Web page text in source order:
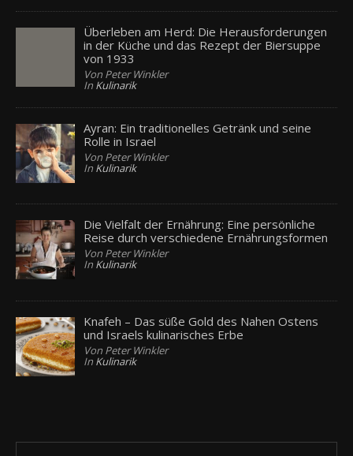
Überleben am Herd: Die Herausforderungen
in der Küche und das Rezept der Biersuppe
von 1933
Von Peter Winkler
In Kulinarik
Ayran: Ein traditionelles Getränk und seine
Rolle in Israel
Von Peter Winkler
In Kulinarik
Die Vielfalt der Ernährung: Eine persönliche
Reise durch verschiedene Ernährungsformen
Von Peter Winkler
In Kulinarik
Knafeh – Das süße Gold des Nahen Ostens
und Israels kulinarisches Erbe
Von Peter Winkler
In Kulinarik